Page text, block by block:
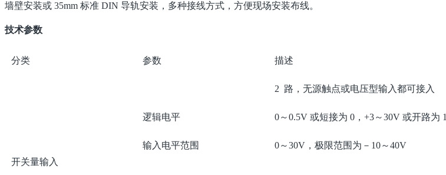
墙壁安装或 35mm 标准 DIN 导轨安装，多种接线方式，方便现场安装布线。
技术参数
分类 参数 描述
开关量输入
2 路，无源触点或电压型输入都可接入
逻辑电平 0～0.5V 或短接为 0，+3～30V 或开路为 1
输入电平范围 0～30V，极限范围为－10～40V